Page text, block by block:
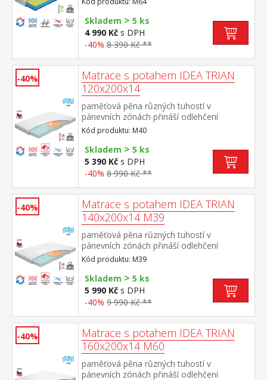
pěn obě strany – 7zónová anatomická
profilace, která umožňuje provzdušnění
lůžka a napomáhá uvolnění
svalstva rozdílná tuhost stran (2 z 5 / 3 z
polohovací lamelový rošt potah snímatelný
a pratelný do 60 °C doporučená nosnost do
120 kg, výška matrace 19 cm, výška jádra
18 cm
Skladem > 5 ks
4 990 Kč s DPH
-40% 8 390 Kč **
-40%
Matrace s potahem IDEA TRIAN
120x200x14
paměťová pěna různých tuhostí v
pánevních zónách přináší odlehčení
kloubům a celému pohybovému aparátu
7zónová anatomická masážní profilace –
velice jemná masáž v průběhu spánku
matrace s Visco systémem rozdílné tuhosti
stran vhodná pro všechny typy roštů potah
nosnost do120 kg
Kód produktu: M40
Skladem > 5 ks
5 390 Kč s DPH
-40% 8 990 Kč **
-40%
Matrace s potahem IDEA TRIAN
140x200x14 M39
paměťová pěna různých tuhostí v
pánevních zónách přináší odlehčení
kloubům a celému pohybovému aparátu
7zónová anatomická masážní profilace –
velice jemná masáž v průběhu spánku
matrace s Visco systémem rozdílné tuhosti
stran vhodná pro všechny typy roštů potah
nosnost do120 kg
Kód produktu: M39
Skladem > 5 ks
5 990 Kč s DPH
-40% 9 990 Kč **
-40%
Matrace s potahem IDEA TRIAN
160x200x14 M60
paměťová pěna různých tuhostí v
pánevních zónách přináší odlehčení